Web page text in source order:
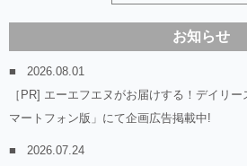
お知らせ
2026.08.01
［PR] エーエフエヌがお届けする！デイリ
マートフォン版」にて企画広告掲載中!
2026.07.24